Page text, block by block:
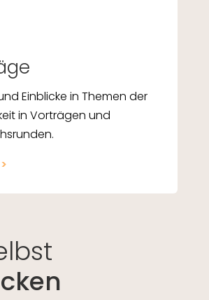
Einblicke in Themen der
in Vorträgen und